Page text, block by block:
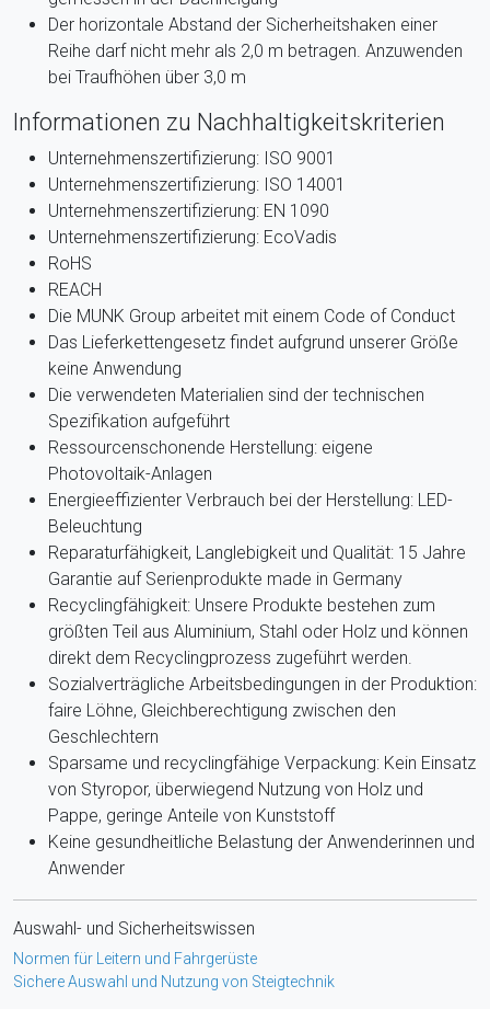
Der horizontale Abstand der Sicherheitshaken einer
Reihe darf nicht mehr als 2,0 m betragen. Anzuwenden
bei Traufhöhen über 3,0 m
Informationen zu Nachhaltigkeitskriterien
Unternehmenszertifizierung: ISO 9001
Unternehmenszertifizierung: ISO 14001
Unternehmenszertifizierung: EN 1090
Unternehmenszertifizierung: EcoVadis
RoHS
REACH
Die MUNK Group arbeitet mit einem Code of Conduct
Das Lieferkettengesetz findet aufgrund unserer Größe
keine Anwendung
Die verwendeten Materialien sind der technischen
Spezifikation aufgeführt
Ressourcenschonende Herstellung: eigene
Photovoltaik-Anlagen
Energieeffizienter Verbrauch bei der Herstellung: LED-
Beleuchtung
Reparaturfähigkeit, Langlebigkeit und Qualität: 15 Jahre
Garantie auf Serienprodukte made in Germany
Recyclingfähigkeit: Unsere Produkte bestehen zum
größten Teil aus Aluminium, Stahl oder Holz und können
direkt dem Recyclingprozess zugeführt werden.
Sozialverträgliche Arbeitsbedingungen in der Produktion:
faire Löhne, Gleichberechtigung zwischen den
Geschlechtern
Sparsame und recyclingfähige Verpackung: Kein Einsatz
von Styropor, überwiegend Nutzung von Holz und
Pappe, geringe Anteile von Kunststoff
Keine gesundheitliche Belastung der Anwenderinnen und
Anwender
Auswahl- und Sicherheitswissen
Normen für Leitern und Fahrgerüste
Sichere Auswahl und Nutzung von Steigtechnik